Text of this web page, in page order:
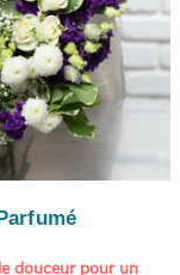
douceur pour un